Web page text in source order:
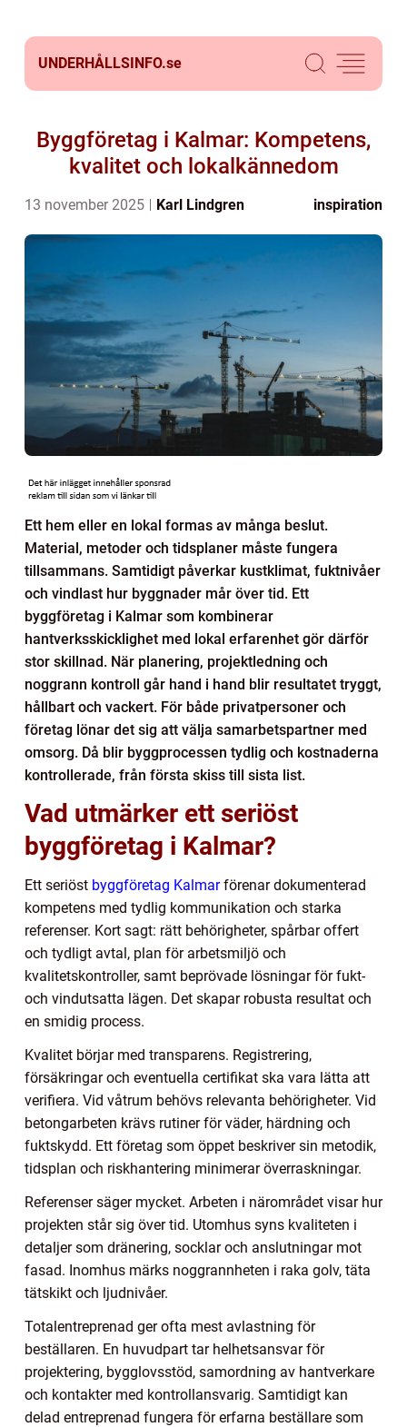
UNDERHÅLLSINFO.se
Byggföretag i Kalmar: Kompetens,
kvalitet och lokalkännedom
13 november 2025 Karl Lindgren inspiration
Ett hem eller en lokal formas av många beslut.
Material, metoder och tidsplaner måste fungera
tillsammans. Samtidigt påverkar kustklimat, fuktnivåer
och vindlast hur byggnader mår över tid. Ett
byggföretag i Kalmar som kombinerar
hantverksskicklighet med lokal erfarenhet gör därför
stor skillnad. När planering, projektledning och
noggrann kontroll går hand i hand blir resultatet tryggt,
hållbart och vackert. För både privatpersoner och
företag lönar det sig att välja samarbetspartner med
omsorg. Då blir byggprocessen tydlig och kostnaderna
kontrollerade, från första skiss till sista list.
Vad utmärker ett seriöst
byggföretag i Kalmar?
Ett seriöst byggföretag Kalmarförenar dokumenterad
kompetens med tydlig kommunikation och starka
referenser. Kort sagt: rätt behörigheter, spårbar offert
och tydligt avtal, plan för arbetsmiljö och
kvalitetskontroller, samt beprövade lösningar för fukt-
och vindutsatta lägen. Det skapar robusta resultat och
en smidig process.
Kvalitet börjar med transparens. Registrering,
försäkringar och eventuella certifikat ska vara lätta att
verifiera. Vid våtrum behövs relevanta behörigheter. Vid
betongarbeten krävs rutiner för väder, härdning och
fuktskydd. Ett företag som öppet beskriver sin metodik,
tidsplan och riskhantering minimerar överraskningar.
Referenser säger mycket. Arbeten i närområdet visar hur
projekten står sig över tid. Utomhus syns kvaliteten i
detaljer som dränering, socklar och anslutningar mot
fasad. Inomhus märks noggrannheten i raka golv, täta
tätskikt och ljudnivåer.
Totalentreprenad ger ofta mest avlastning för
beställaren. En huvudpart tar helhetsansvar för
projektering, bygglovsstöd, samordning av hantverkare
och kontakter med kontrollansvarig. Samtidigt kan
delad entreprenad fungera för erfarna beställare som